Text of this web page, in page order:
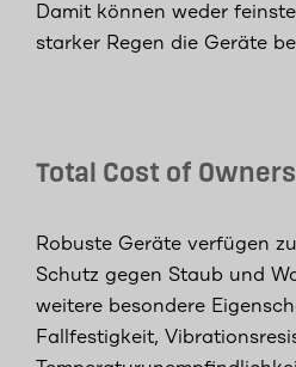
Damit können weder
starker Regen die Geräte
Total Cost of
Robuste Geräte verfügen
Schutz gegen Staub und
weitere besondere
Fallfestigkeit,